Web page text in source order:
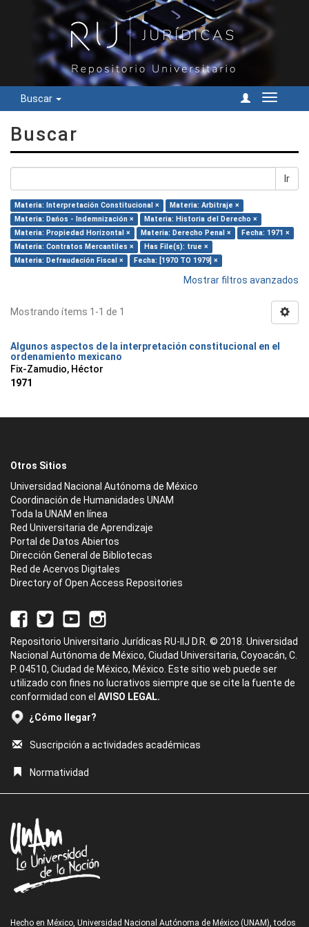
Buscar
Cambiar
Buscar
Ir
Materia: Interpretación Constitucional ×
Materia: Arbitraje ×
Materia: Dańos - Indemnización ×
Materia: Historia del Derecho ×
Materia: Propiedad Horizontal ×
Materia: Derecho Penal ×
Fecha: 1971 ×
Materia: Contratos Mercantiles ×
Has File(s): true ×
Materia: Defraudación Fiscal ×
Fecha: [1970 TO 1979] ×
Mostrar filtros avanzados
Mostrando ítems 1-1 de 1
Algunos aspectos de la interpretación constitucional en el
ordenamiento mexicano
Fix-Zamudio, Héctor
1971
Otros Sitios
Universidad Nacional Autónoma de México
Coordinación de Humanidades UNAM
Toda la UNAM en línea
Red Universitaria de Aprendizaje
Portal de Datos Abiertos
Dirección General de Bibliotecas
Red de Acervos Digitales
Directory of Open Access Repositories
Repositorio Universitario Jurídicas RU-IIJ D.R. © 2018. Universidad
Nacional Autónoma de México, Ciudad Universitaria, Coyoacán, C.
P. 04510, Ciudad de México, México. Este sitio web puede ser
utilizado con fines no lucrativos siempre que se cite la fuente de
conformidad con el AVISO LEGAL.
¿Cómo llegar?
Suscripción a actividades académicas
Normatividad
Hecho en México, Universidad Nacional Autónoma de México (UNAM), todos